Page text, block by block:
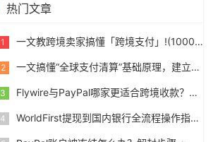
热门文章
1 一文教跨境卖家搞懂「跨境支付」!(10000字)
2 一文搞懂“全球支付清算”基础原理，建立跨境支付底层认知
3 Flywire与PayPal哪家更适合跨境收款？收费到账体验全面评测
4 WorldFirst提现到国内银行全流程操作指南，卖家必读完整攻略